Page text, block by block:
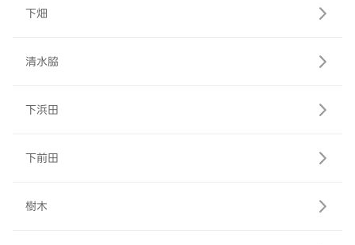
下畑
清水脇
下浜田
下前田
樹木